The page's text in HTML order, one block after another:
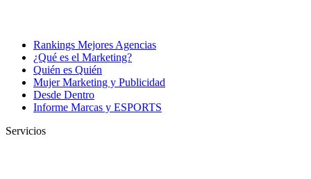
Rankings Mejores Agencias
¿Qué es el Marketing?
Quién es Quién
Mujer Marketing y Publicidad
Desde Dentro
Informe Marcas y ESPORTS
Servicios